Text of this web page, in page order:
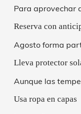
Para aprovechar
Reserva con
Agosto forma
Lleva protector
Aunque las
Usa ropa en capas